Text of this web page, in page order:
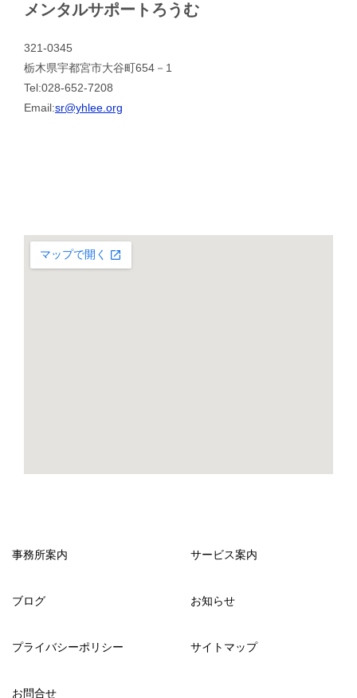
メンタルサポートろうむ
321-0345
栃木県宇都宮市大谷町654－1
Tel:028-652-7208
Email:sr@yhlee.org
事務所案内 サービス案内
ブログ お知らせ
プライバシーポリシー サイトマップ
お問合せ